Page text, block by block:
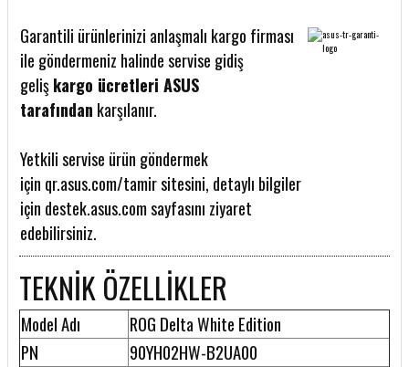
Garantili ürünlerinizi anlaşmalı kargo firması
ile göndermeniz halinde servise gidiş
gelişkargo ücretleri ASUS
tarafından karşılanır.
Yetkili servise ürün göndermek
için qr.asus.com/tamirsitesini, detaylı bilgiler
için destek.asus.comsayfasını ziyaret
edebilirsiniz.
TEKNİK ÖZELLİKLER
Model Adı
ROG Delta White Edition
PN
90YH02HW-B2UA00